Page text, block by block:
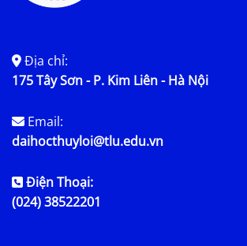
Địa chỉ:
175 Tây Sơn - P. Kim Liên - Hà Nội
Email:
daihocthuyloi@tlu.edu.vn
Điện Thoại:
(024) 38522201